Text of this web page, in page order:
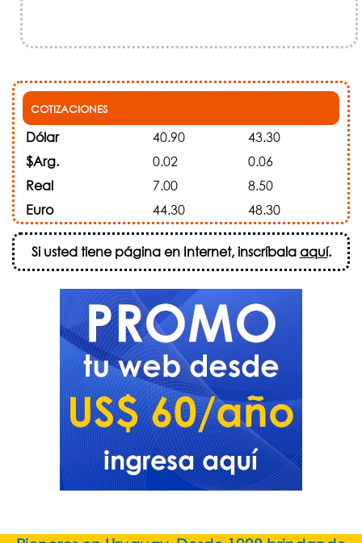
COTIZACIONES
Dólar 40.90
43.30
$Arg.
0.02
0.06
Real
7.00
8.50
Euro
44.30 48.30
Si usted tiene página en Internet, inscríbalaaquí.